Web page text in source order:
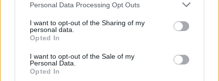
Personal Data Processing Opt Outs
I want to opt-out of the Sharing of my
personal data.
Opted In
I want to opt-out of the Sale of my
Personal Data.
Opted In
The ageless wonder Yoel Romero
pic.twitter.com/JXFDzesBzR
— Ariel Helwani (@arielhelwani)
2025